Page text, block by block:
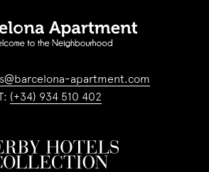
apartment.com
T: (+34) 934 510 402